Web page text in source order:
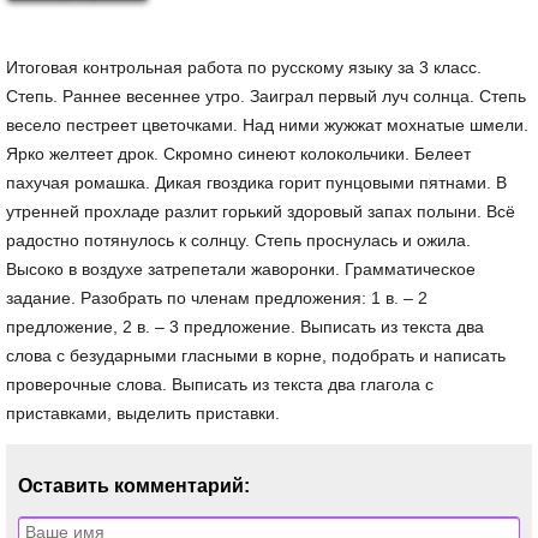
Итоговая контрольная работа по русскому языку за 3 класс.
Степь. Раннее весеннее утро. Заиграл первый луч солнца. Степь
весело пестреет цветочками. Над ними жужжат мохнатые шмели.
Ярко желтеет дрок. Скромно синеют колокольчики. Белеет
пахучая ромашка. Дикая гвоздика горит пунцовыми пятнами. В
утренней прохладе разлит горький здоровый запах полыни. Всё
радостно потянулось к солнцу. Степь проснулась и ожила.
Высоко в воздухе затрепетали жаворонки. Грамматическое
задание. Разобрать по членам предложения: 1 в. – 2
предложение, 2 в. – 3 предложение. Выписать из текста два
слова с безударными гласными в корне, подобрать и написать
проверочные слова. Выписать из текста два глагола с
приставками, выделить приставки.
Оставить комментарий: